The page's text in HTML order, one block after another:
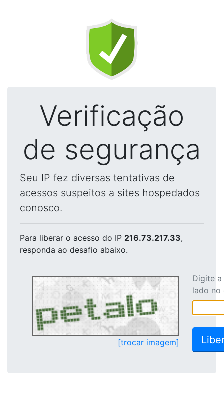
Verificação
de segurança
Seu IP fez diversas tentativas de
acessos suspeitos a sites hospedados
conosco.
Para liberar o acesso do IP 216.73.217.33,
responda ao desafio abaixo.
[trocar imagem]
Digite
lado no